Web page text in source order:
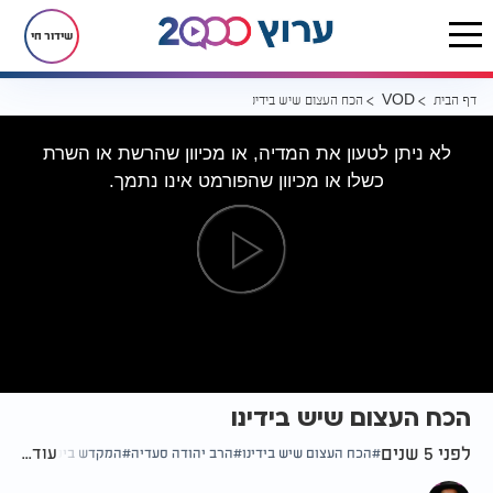
שידור חי
דף הבית VOD הכח העצום שיש בידינו
לא ניתן לטעון את המדיה, או מכיוון שהרשת או השרת
כשלו או מכיוון שהפורמט אינו נתמך.
הכח העצום שיש בידינו
לפני 5 שנים הכח העצום שיש בידינו הרב יהודה סעדיה המקדש בימינועוד...